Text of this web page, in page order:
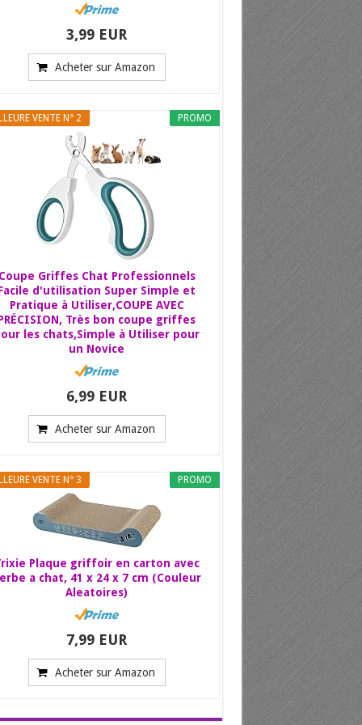
3,99 EUR
Acheter sur Amazon
PROMO
VENTE N° 2
Coupe Griffes Chat Professionnels
d'utilisation Super Simple et
Pratique à Utiliser,COUPE AVEC
Très bon coupe griffes
les chats,Simple à Utiliser pour
un Novice
6,99 EUR
Acheter sur Amazon
PROMO
VENTE N° 3
Plaque griffoir en carton avec
a chat, 41 x 24 x 7 cm (Couleur
Aleatoires)
7,99 EUR
Acheter sur Amazon